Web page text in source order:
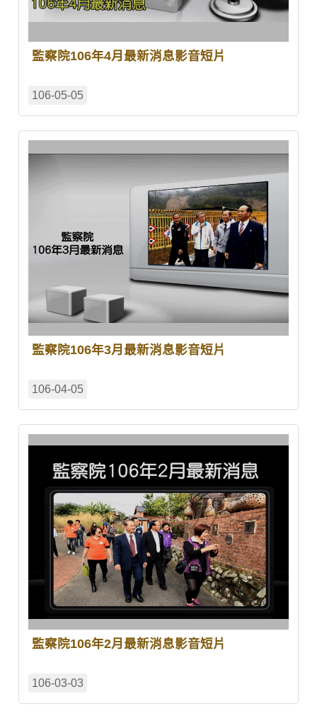
監察院106年4月最新消息影音短片
106-05-05
監察院106年3月最新消息影音短片
106-04-05
監察院106年2月最新消息影音短片
106-03-03